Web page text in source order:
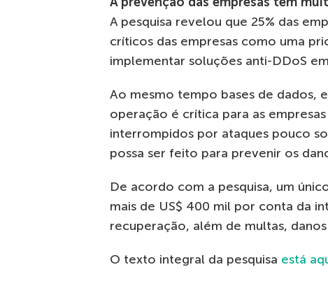
A pesquisa revelou que 25% das
críticos das empresas como uma
implementar soluções anti-DDoS
Ao mesmo tempo bases de dados,
operação é crítica para as
interrompidos por ataques pouco
possa ser feito para prevenir os
De acordo com a pesquisa, um
mais de US$ 400 mil por conta da
recuperação, além de multas,
O texto integral da pesquisa está